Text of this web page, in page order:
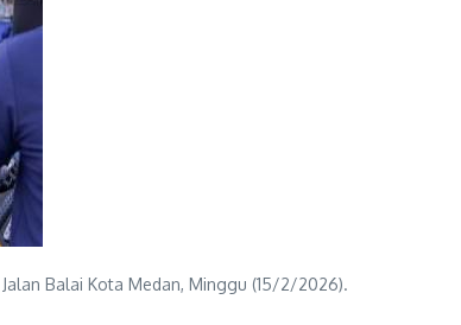
Balai Kota Medan, Minggu (15/2/2026).